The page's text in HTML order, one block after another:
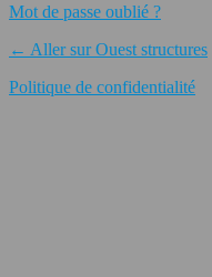
Mot de passe oublié ?
← Aller sur Ouest structures
Politique de confidentialité